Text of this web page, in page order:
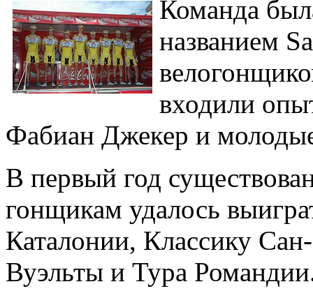
Команда
названием
входили
Фабиан Джекер и
В первый год
гонщикам удалось
Каталонии, Классику
Вуэльты и Тура